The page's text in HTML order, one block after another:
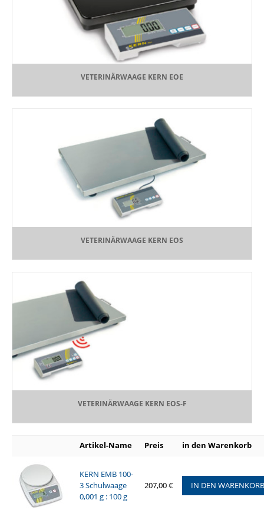
VETERINÄRWAAGE KERN EOE
VETERINÄRWAAGE KERN EOS
VETERINÄRWAAGE KERN EOS-F
Artikel-Name Preis in den Warenkorb
KERN EMB 100-
3 Schulwaage
0,001 g : 100 g
207,00 € IN DEN WARENKORB